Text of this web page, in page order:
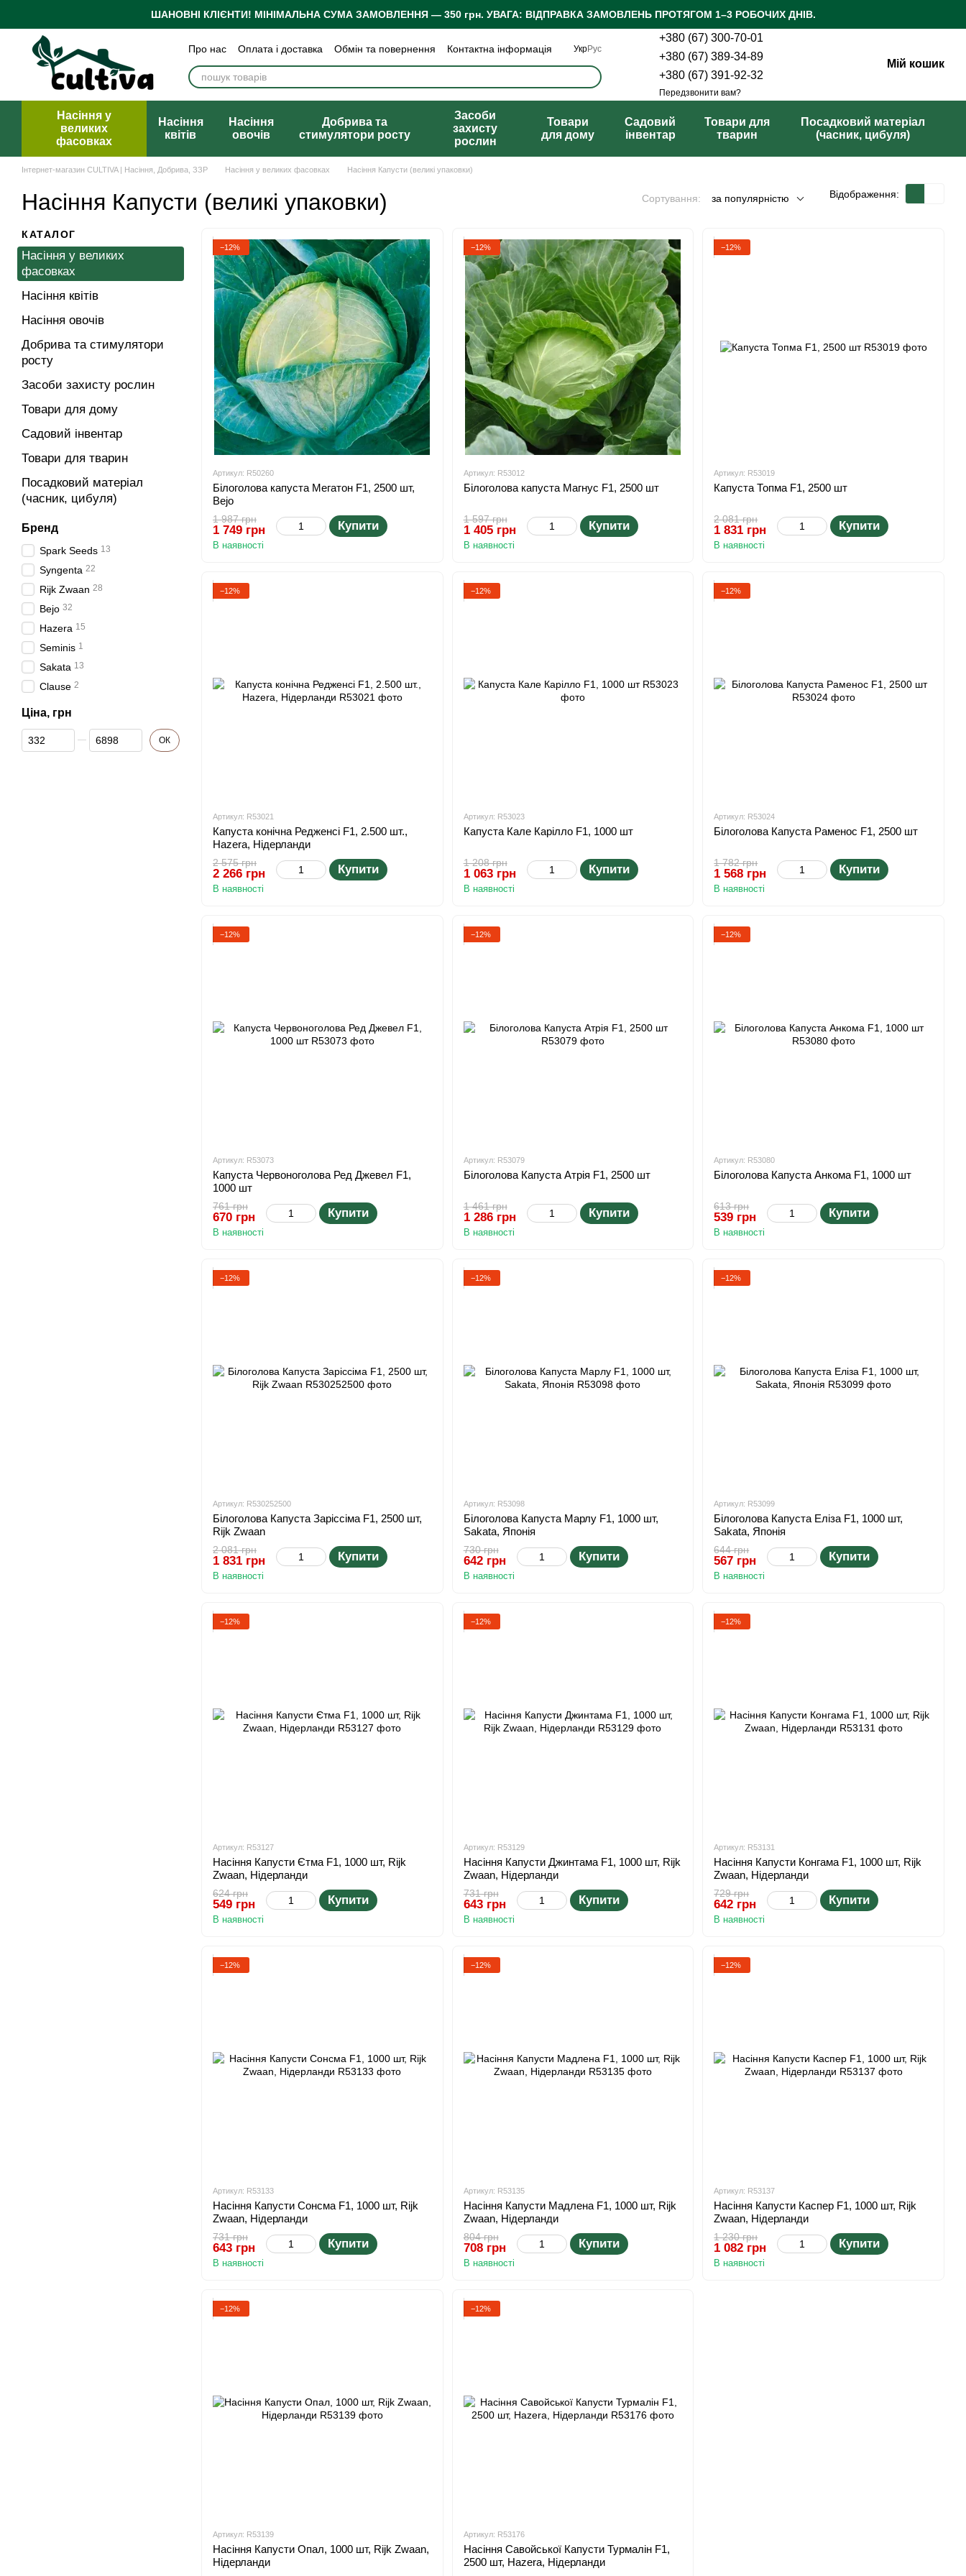
Перейти до основного контентуШАНОВНІ КЛІЄНТИ! МІНІМАЛЬНА СУМА ЗАМОВЛЕННЯ — 350 грн. УВАГА: ВІДПРАВКА ЗАМОВЛЕНЬ ПРОТЯГОМ 1–3 РОБОЧИХ ДНІВ.
Про нас Оплата і доставка Обмін та повернення
Контактна інформація
Бренди
Блог Політика конфіденційності
Відгуки про магазин
Публічна оферта
УкрРус
+380 (67) 300-70-01
+380 (67) 389-34-89
+380 (67) 391-92-32
Передзвонити вам?
Мій кошик
Насіння у
великих
фасовках
Насіння
квітів
Насіння
овочів
Добрива та
стимулятори росту
Засоби
захисту
рослин
Товари
для дому
Садовий
інвентар
Товари для
тварин
Посадковий матеріал
(часник, цибуля)
Інтернет-магазин CULTIVA | Насіння, Добрива, ЗЗР Насіння у великих фасовках Насіння Капусти (великі упаковки)
Насіння Капусти (великі упаковки) Сортування: за популярністю Відображення:
−12%
Артикул: R50260
Білоголова капуста Мегатон F1, 2500 шт,
Bejo
1 987 грн
1 749 грн Купити
В наявності
−12%
Артикул: R53012
Білоголова капуста Магнус F1, 2500 шт
1 597 грн
1 405 грн Купити
В наявності
−12%
Артикул: R53019
Капуста Топма F1, 2500 шт
2 081 грн
1 831 грн Купити
В наявності
−12%
Артикул: R53021
Капуста конічна Редженсі F1, 2.500 шт.,
Hazera, Нідерланди
2 575 грн
2 266 грн Купити
В наявності
−12%
Артикул: R53023
Капуста Кале Карілло F1, 1000 шт
1 208 грн
1 063 грн Купити
В наявності
−12%
Артикул: R53024
Білоголова Капуста Раменос F1, 2500 шт
1 782 грн
1 568 грн Купити
В наявності
−12%
Артикул: R53073
Капуста Червоноголова Ред Джевел F1,
1000 шт
761 грн
670 грн Купити
В наявності
−12%
Артикул: R53079
Білоголова Капуста Атрія F1, 2500 шт
1 461 грн
1 286 грн Купити
В наявності
−12%
Артикул: R53080
Білоголова Капуста Анкома F1, 1000 шт
613 грн
539 грн Купити
В наявності
−12%
Артикул: R530252500
Білоголова Капуста Заріссіма F1, 2500 шт,
Rijk Zwaan
2 081 грн
1 831 грн Купити
В наявності
−12%
Артикул: R53098
Білоголова Капуста Марлу F1, 1000 шт,
Sakata, Японія
730 грн
642 грн Купити
В наявності
−12%
Артикул: R53099
Білоголова Капуста Еліза F1, 1000 шт,
Sakata, Японія
644 грн
567 грн Купити
В наявності
−12%
Артикул: R53127
Насіння Капусти Єтма F1, 1000 шт, Rijk
Zwaan, Нідерланди
624 грн
549 грн Купити
В наявності
−12%
Артикул: R53129
Насіння Капусти Джинтама F1, 1000 шт, Rijk
Zwaan, Нідерланди
731 грн
643 грн Купити
В наявності
−12%
Артикул: R53131
Насіння Капусти Конгама F1, 1000 шт, Rijk
Zwaan, Нідерланди
729 грн
642 грн Купити
В наявності
−12%
Артикул: R53133
Насіння Капусти Сонсма F1, 1000 шт, Rijk
Zwaan, Нідерланди
731 грн
643 грн Купити
В наявності
−12%
Артикул: R53135
Насіння Капусти Мадлена F1, 1000 шт, Rijk
Zwaan, Нідерланди
804 грн
708 грн Купити
В наявності
−12%
Артикул: R53137
Насіння Капусти Каспер F1, 1000 шт, Rijk
Zwaan, Нідерланди
1 230 грн
1 082 грн Купити
В наявності
−12%
Артикул: R53139
Насіння Капусти Опал, 1000 шт, Rijk Zwaan,
Нідерланди
−12%
Артикул: R53176
Насіння Савойської Капусти Турмалін F1,
2500 шт, Hazera, Нідерланди
КАТАЛОГ
Насіння у великих
фасовках
Насіння квітів
Насіння овочів
Добрива та стимулятори
росту
Засоби захисту рослин
Товари для дому
Садовий інвентар
Товари для тварин
Посадковий матеріал
(часник, цибуля)
Бренд
Spark Seeds 13
Syngenta 22
Rijk Zwaan 28
Bejo 32
Hazera 15
Seminis 1
Sakata 13
Clause 2
Ціна, грн
Від Ціна, грн
До Ціна, грн ОК